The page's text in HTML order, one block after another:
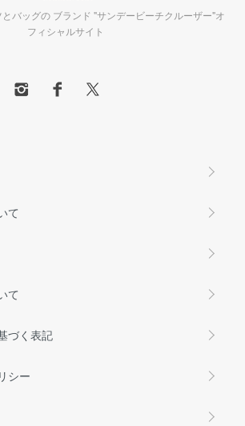
バッグの ブランド "サンデービーチクルーザー"オ
フィシャルサイト
て
て
づく表記
シー